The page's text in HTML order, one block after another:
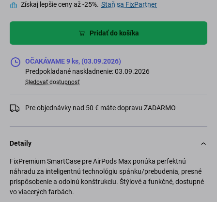
Získaj lepšie ceny až -25%. Staň sa FixPartner
Pridať do košíka
OČAKÁVAME 9 ks, (03.09.2026)
Predpokladané naskladnenie: 03.09.2026
Sledovať dostupnosť
Pre objednávky nad 50 € máte dopravu ZADARMO
Detaily
FixPremium SmartCase pre AirPods Max ponúka perfektnú
náhradu za inteligentnú technológiu spánku/prebudenia, presné
prispôsobenie a odolnú konštrukciu. Štýlové a funkčné, dostupné
vo viacerých farbách.